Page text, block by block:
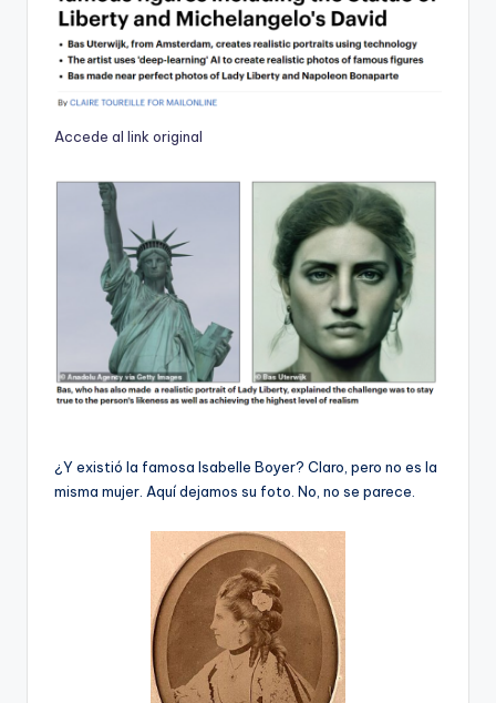
Accede al link original
¿Y existió la famosa Isabelle Boyer? Claro, pero no es la
misma mujer. Aquí dejamos su foto. No, no se parece.